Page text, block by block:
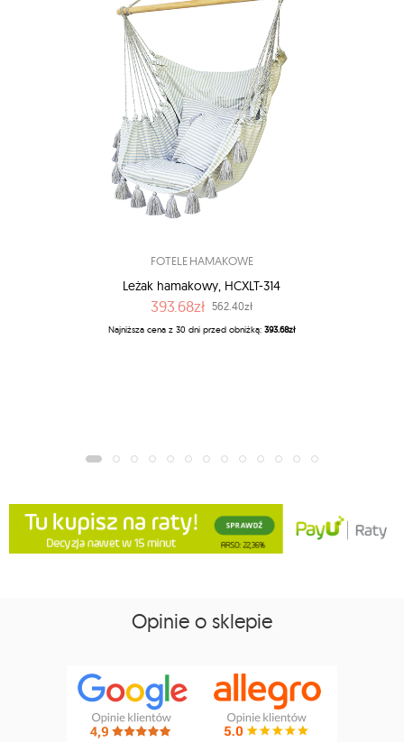
FOTELE HAMAKOWE
Leżak hamakowy, HCXLT-314
393.68zł 562.40zł
Najniższa cena z 30 dni przed obniżką: 393.68zł
Opinie o sklepie